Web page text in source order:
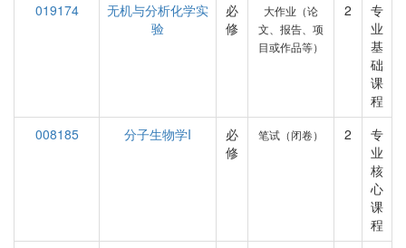
019174
无机与分析化学实
验
必
修
大作业（论
文、报告、项
目或作品等）
2
专
业
基
础
课
程
008185
分子生物学I
必
修
笔试（闭卷） 2
专
业
核
心
课
程